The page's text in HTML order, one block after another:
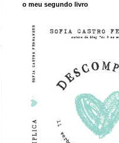
o meu segundo livro